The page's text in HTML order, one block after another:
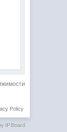
Policy
IP.Board